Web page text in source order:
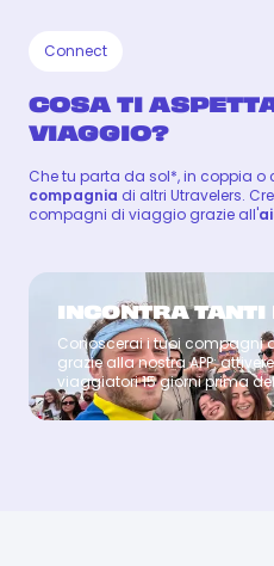
Connect
COSA TI
VIAGGIO?
Che tu parta da sol*, in coppia o
compagnia di altri Utravelers.
compagni di viaggio grazie all'
INCONTRA
Conoscerai i tuoi compagni
grazie alla nostra APP:
viaggiatori 15 giorni prima
Coach
FELLIPE